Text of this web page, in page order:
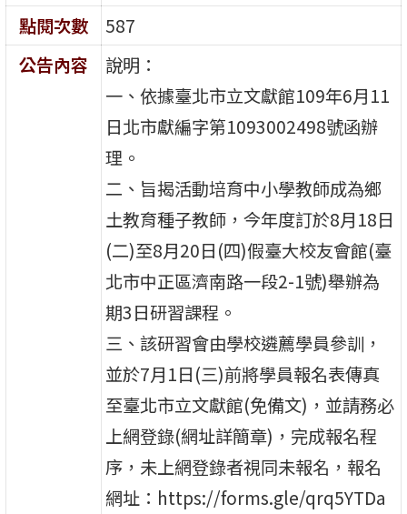
點閱次數
587
公告內容
說明：
一、依據臺北市立文獻館109年6月11
日北市獻編字第1093002498號函辦
理。
二、旨揭活動培育中小學教師成為鄉
土教育種子教師，今年度訂於8月18日
(二)至8月20日(四)假臺大校友會館(臺
北市中正區濟南路一段2-1號)舉辦為
期3日研習課程。
三、該研習會由學校遴薦學員參訓，
並於7月1日(三)前將學員報名表傳真
至臺北市立文獻館(免備文)，並請務必
上網登錄(網址詳簡章)，完成報名程
序，未上網登錄者視同未報名，報名
網址：https://forms.gle/qrq5YTDa